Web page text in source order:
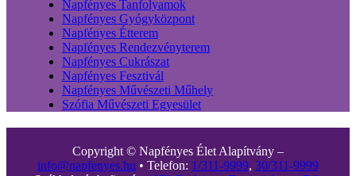
Napfényes Tanfolyamok
Napfényes Gyógyközpont
Napfényes Étterem
Napfényes Rendezvényterem
Napfényes Cukrászat
Napfényes Fesztivál
Napfényes Művészeti Műhely
Szófia Művészeti Egyesület
Copyright © Napfényes Élet Alapítvány –
info@napfenyes.hu • Telefon: 1/311-9999, 30/311-9999